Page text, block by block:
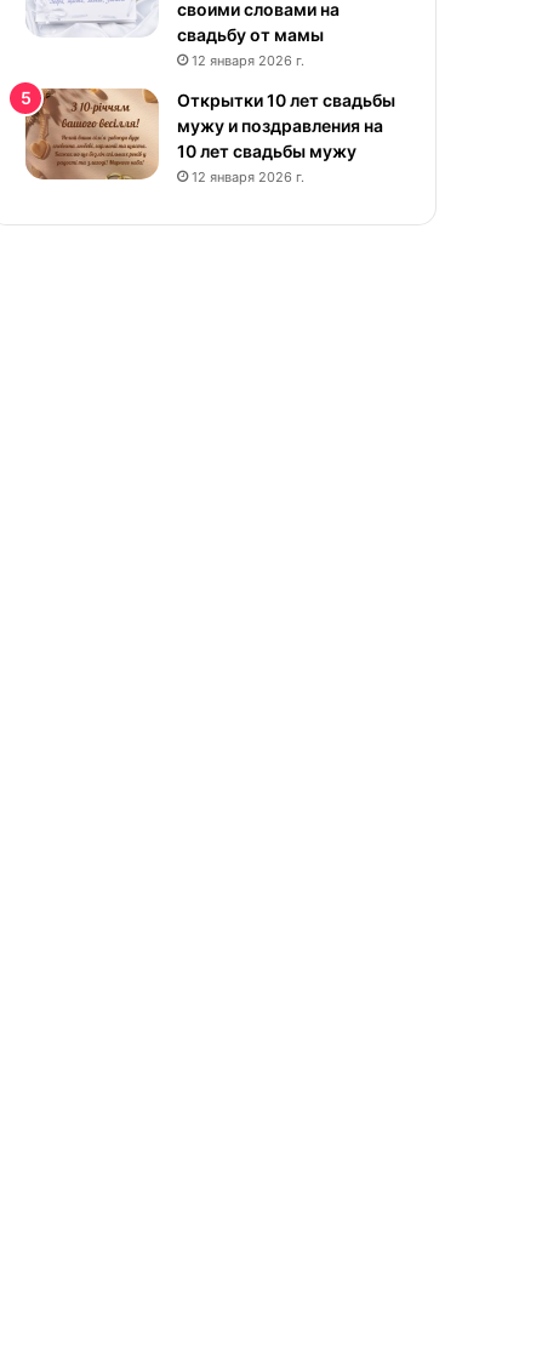
н
к
н
а
у
к
р
своими словами на
свадьбу от мамы
12 января 2026 г.
Открытки 10 лет свадьбы
мужу и поздравления на
10 лет свадьбы мужу
12 января 2026 г.